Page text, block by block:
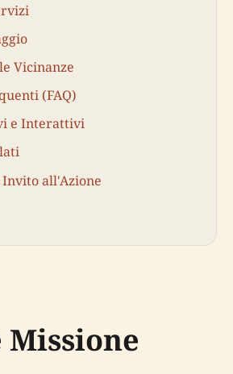
Vicinanze
(FAQ)
e Interattivi
Invito all'Azione